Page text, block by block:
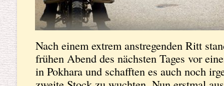
Nach einem extrem anstregenden Ritt
frühen Abend des nächsten Tages vor
in Pokhara und schafften es auch noch
In der Nacht, in welcher es keinerlei
zu allem Überfluss auch noch
Magen-Darm, Fieber, Hitze, kein
braucht nicht lange zu erklären was das
es überhaupt richtig losgegangen war.